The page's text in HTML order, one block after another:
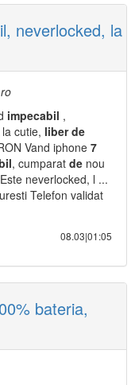
neverlocked, la
impecabil ,
cutie, liber de
Vand iphone 7
, cumparat de nou
neverlocked, l ...
Telefon validat
08.03|01:05
bateria,